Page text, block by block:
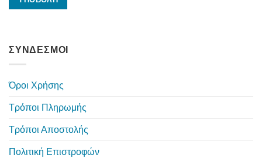
ΣΥΝΔΕΣΜΟΙ
Όροι Χρήσης
Τρόποι Πληρωμής
Τρόποι Αποστολής
Πολιτική Επιστροφών